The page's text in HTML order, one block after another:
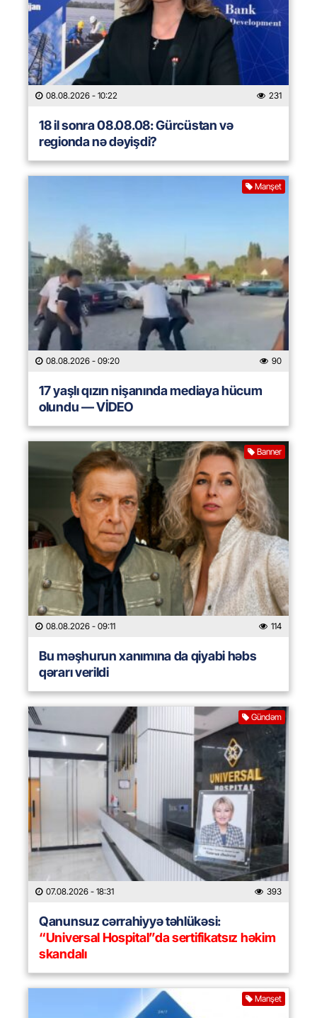
08.08.2026 - 10:22 231
18 il sonra 08.08.08: Gürcüstan və
regionda nə dəyişdi?
Manşet
08.08.2026 - 09:20 90
17 yaşlı qızın nişanında mediaya hücum
olundu — VİDEO
Banner
08.08.2026 - 09:11 114
Bu məşhurun xanımına da qiyabi həbs
qərarı verildi
Gündəm
07.08.2026 - 18:31 393
Qanunsuz cərrahiyyə təhlükəsi:
“Universal Hospital”da sertifikatsız həkim
skandalı
Manşet